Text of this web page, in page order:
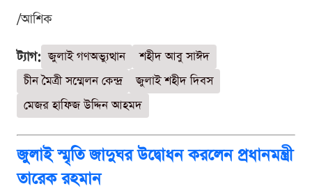
/আশিক
ট্যাগ: জুলাই গণঅভ্যুত্থান
শহীদ আবু সাঈদ
চীন মৈত্রী সম্মেলন কেন্দ্র
জুলাই শহীদ দিবস
মেজর হাফিজ উদ্দিন আহমদ
জুলাই স্মৃতি জাদুঘর উদ্বোধন করলেন প্রধানমন্ত্রী
তারেক রহমান